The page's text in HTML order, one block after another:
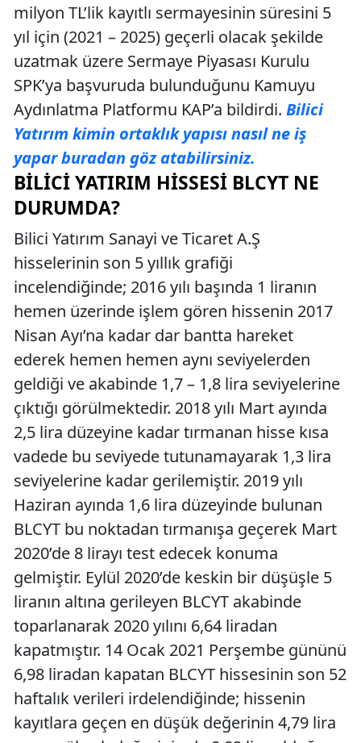
milyon TL’lik kayıtlı sermayesinin süresini 5
yıl için (2021 – 2025) geçerli olacak şekilde
uzatmak üzere Sermaye Piyasası Kurulu
SPK’ya başvuruda bulunduğunu Kamuyu
Aydınlatma Platformu KAP’a bildirdi. Bilici
Yatırım kimin ortaklık yapısı nasıl ne iş
yapar buradan göz atabilirsiniz.
BILICI YATIRIM HISSESI BLCYT NE
DURUMDA?
Bilici Yatırım Sanayi ve Ticaret A.Ş
hisselerinin son 5 yıllık grafiği
incelendiğinde; 2016 yılı başında 1 liranın
hemen üzerinde işlem gören hissenin 2017
Nisan Ayı’na kadar dar bantta hareket
ederek hemen hemen aynı seviyelerden
geldiği ve akabinde 1,7 – 1,8 lira seviyelerine
çıktığı görülmektedir. 2018 yılı Mart ayında
2,5 lira düzeyine kadar tırmanan hisse kısa
vadede bu seviyede tutunamayarak 1,3 lira
seviyelerine kadar gerilemiştir. 2019 yılı
Haziran ayında 1,6 lira düzeyinde bulunan
BLCYT bu noktadan tırmanışa geçerek Mart
2020’de 8 lirayı test edecek konuma
gelmiştir. Eylül 2020’de keskin bir düşüşle 5
liranın altına gerileyen BLCYT akabinde
toparlanarak 2020 yılını 6,64 liradan
kapatmıştır. 14 Ocak 2021 Perşembe gününü
6,98 liradan kapatan BLCYT hissesinin son 52
haftalık verileri irdelendiğinde; hissenin
kayıtlara geçen en düşük değerinin 4,79 lira